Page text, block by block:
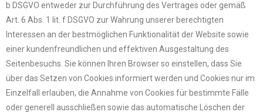
b DSGVO entweder zur Durchführung des Vertrages oder gemäß
Art. 6 Abs. 1 lit. f DSGVO zur Wahrung unserer berechtigten
Interessen an der bestmöglichen Funktionalität der Website sowie
einer kundenfreundlichen und effektiven Ausgestaltung des
Seitenbesuchs. Sie können Ihren Browser so einstellen, dass Sie
über das Setzen von Cookies informiert werden und Cookies nur im
Einzelfall erlauben, die Annahme von Cookies für bestimmte Fälle
oder generell ausschließen sowie das automatische Löschen der